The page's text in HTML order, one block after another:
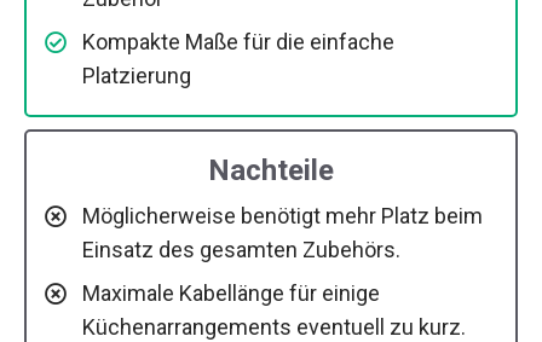
Kompakte Maße für die einfache
Platzierung
Nachteile
Möglicherweise benötigt mehr Platz beim
Einsatz des gesamten Zubehörs.
Maximale Kabellänge für einige
Küchenarrangements eventuell zu kurz.